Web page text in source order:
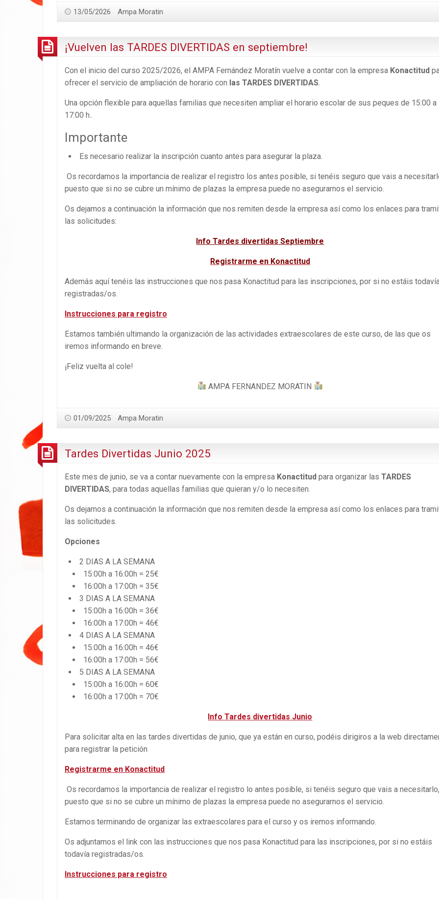
13/05/2026 Ampa Moratin
¡Vuelven las TARDES DIVERTIDAS en septiembre!
Con el inicio del curso 2025/2026, el AMPA Fernández Moratín vuelve a contar con la empresa Konactitud
ofrecer el servicio de ampliación de horario con las TARDES DIVERTIDAS.
Una opción flexible para aquellas familias que necesiten ampliar el horario escolar de sus peques de 15:00 a
17:00 h..
Importante
Es necesario realizar la inscripción cuanto antes para asegurar la plaza.
Os recordamos la importancia de realizar el registro los antes posible, si tenéis seguro que vais a
puesto que si no se cubre un mínimo de plazas la empresa puede no asegurarnos el servicio.
Os dejamos a continuación la información que nos remiten desde la empresa así como los enlaces para
las solicitudes:
Info Tardes divertidas Septiembre
Registrarme en Konactitud
Además aquí tenéis las instrucciones que nos pasa Konactitud para las inscripciones, por si no estáis
registradas/os.
Instrucciones para registro
Estamos también ultimando la organización de las actividades extraescolares de este curso, de las que os
iremos informando en breve.
¡Feliz vuelta al cole!
AMPA FERNANDEZ MORATIN
01/09/2025 Ampa Moratin
Tardes Divertidas Junio 2025
Este mes de junio, se va a contar nuevamente con la empresa Konactitud para organizar las TARDES
DIVERTIDAS, para todas aquellas familias que quieran y/o lo necesiten.
Os dejamos a continuación la información que nos remiten desde la empresa así como los enlaces para
las solicitudes.
Opciones
2 DIAS A LA SEMANA
15:00h a 16:00h = 25€
16:00h a 17:00h = 35€
3 DIAS A LA SEMANA
15:00h a 16:00h = 36€
16:00h a 17:00h = 46€
4 DIAS A LA SEMANA
15:00h a 16:00h = 46€
16:00h a 17:00h = 56€
5 DIAS A LA SEMANA
15:00h a 16:00h = 60€
16:00h a 17:00h = 70€
Info Tardes divertidas Junio
Para solicitar alta en las tardes divertidas de junio, que ya están en curso, podéis dirigiros a la web
para registrar la petición
Registrarme en Konactitud
Os recordamos la importancia de realizar el registro lo antes posible, si tenéis seguro que vais a necesitarlo,
puesto que si no se cubre un mínimo de plazas la empresa puede no asegurarnos el servicio.
Estamos terminando de organizar las extraescolares para el curso y os iremos informando.
Os adjuntamos el link con las instrucciones que nos pasa Konactitud para las inscripciones, por si no estáis
todavía registradas/os.
Instrucciones para registro